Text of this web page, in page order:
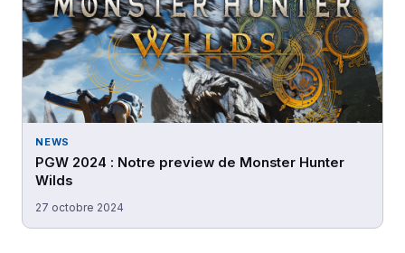
NEWS
PGW 2024 : Notre preview de Monster Hunter
Wilds
27 octobre 2024